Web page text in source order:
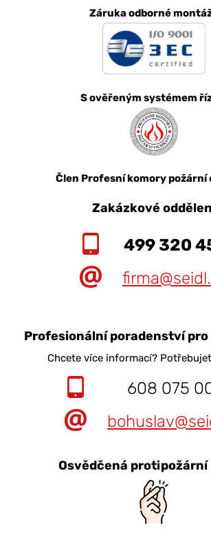
Záruka odborné
S ověřeným systémem
Člen Profesní komory požární
Zakázkové
499 320
Profesionální poradenství
Chcete více informací?
608 075
Osvědčená protipožární